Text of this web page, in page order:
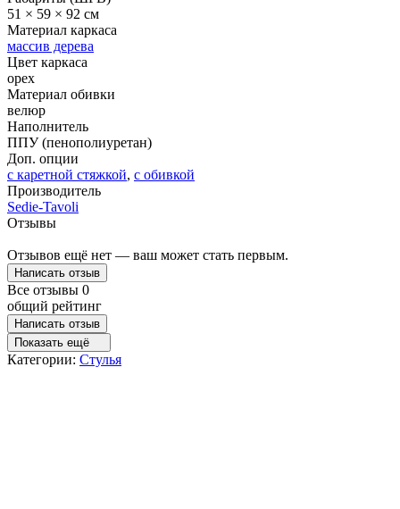
51 × 59 × 92 см
Материал каркаса
массив дерева
Цвет каркаса
орех
Материал обивки
велюр
Наполнитель
ППУ (пенополиуретан)
Доп. опции
с каретной стяжкой, с обивкой
Производитель
Sedie-Tavoli
Отзывы
Отзывов ещё нет — ваш может стать первым.
Написать отзыв
Все отзывы 0
общий рейтинг
Написать отзыв
Показать ещё
Категории: Стулья